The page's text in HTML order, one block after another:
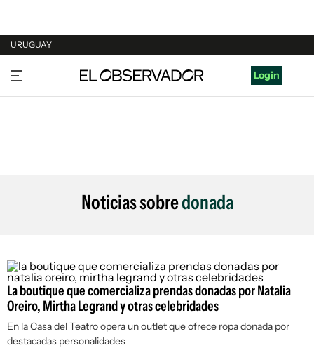
URUGUAY
URUGUAY
ARGENTINA
Login
Noticias sobredonada
La boutique que comercializa prendas donadas por Natalia
Oreiro, Mirtha Legrand y otras celebridades
En la Casa del Teatro opera un outlet que ofrece ropa donada por
destacadas personalidades